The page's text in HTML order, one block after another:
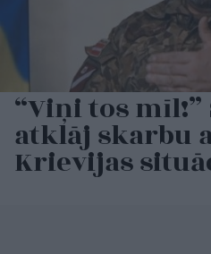
“Viņi tos
atklāj skarbu
Krievijas